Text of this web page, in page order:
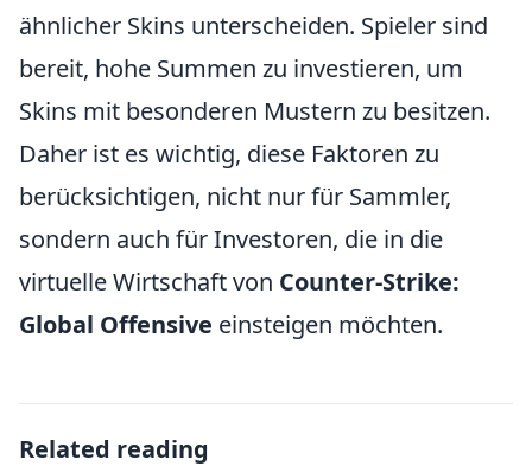
ähnlicher Skins unterscheiden. Spieler sind
bereit, hohe Summen zu investieren, um
Skins mit besonderen Mustern zu besitzen.
Daher ist es wichtig, diese Faktoren zu
berücksichtigen, nicht nur für Sammler,
sondern auch für Investoren, die in die
virtuelle Wirtschaft von Counter-Strike:
Global Offensive einsteigen möchten.
Related reading